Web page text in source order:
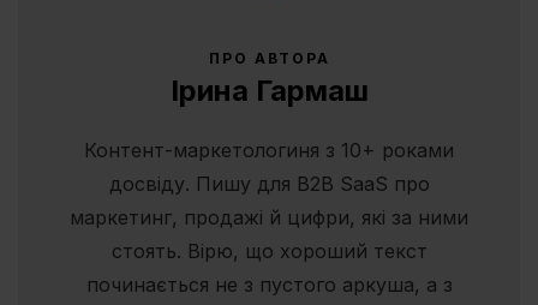
ПРО АВТОРА
Ірина Гармаш
Контент-маркетологиня з 10+ роками
досвіду. Пишу для B2B SaaS про
маркетинг, продажі й цифри, які за ними
стоять. Вірю, що хороший текст
починається не з пустого аркуша, а з